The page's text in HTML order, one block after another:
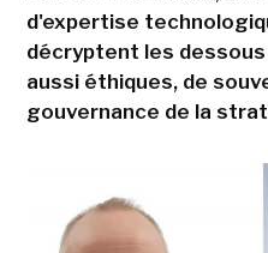
d'expertise
décryptent les
aussi éthiques, de
gouvernance de la